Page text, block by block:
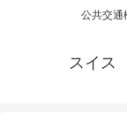
公共交通
スイス